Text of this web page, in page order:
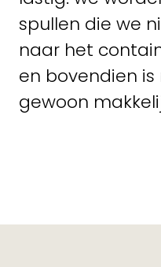
spullen die we
naar het
en bovendien
gewoon